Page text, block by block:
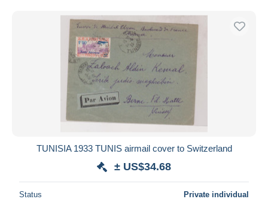
TUNISIA 1933 TUNIS airmail cover to Switzerland
± US$34.68
Status Private individual